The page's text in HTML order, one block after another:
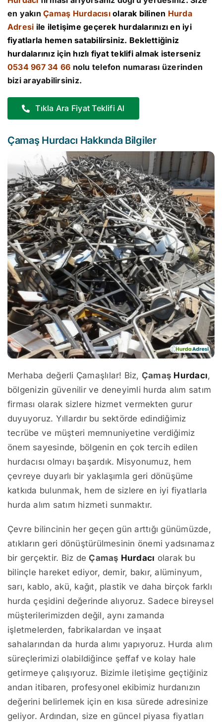
en yakınÇamaş Hurdacısı olarak bilinen Hurda
Adresi ile iletişime geçerek hurdalarınızı en iyi
fiyatlarla hemen satabilirsiniz. Beklettiğiniz
hurdalarınız için hızlı fiyat teklifi almak isterseniz
0534 967 34 66 nolu telefon numarası üzerinden
bizi arayabilirsiniz.
Tıkla Ara Fiyat Teklifi Al
Çamaş Hurdacı Hakkında Bilgiler
Merhaba değerli Çamaşlılar! Biz, Çamaş Hurdacı,
bölgenizin güvenilir ve deneyimli hurda alım satım
firması olarak sizlere hizmet vermekten gurur
duyuyoruz. Yıllardır bu sektörde edindiğimiz
tecrübe ve müşteri memnuniyetine verdiğimiz
önem sayesinde, bölgenin en çok tercih edilen
hurdacısı olmayı başardık. Misyonumuz, hem
çevreye duyarlı bir yaklaşımla geri dönüşüme
katkıda bulunmak, hem de sizlere en iyi fiyatlarla
hurda alım satım hizmeti sunmaktır.
Çevre bilincinin her geçen gün arttığı günümüzde,
atıkların geri dönüştürülmesinin önemi yadsınamaz
bir gerçektir. Biz deÇamaş Hurdacı olarak bu
bilinçle hareket ediyor, demir, bakır, alüminyum,
sarı, kablo, akü, kağıt, plastik ve daha birçok farklı
hurda çeşidini değerinde alıyoruz. Sadece bireysel
müşterilerimizden değil, aynı zamanda
işletmelerden, fabrikalardan ve inşaat
sahalarından da hurda alımı yapıyoruz. Hurda alım
süreçlerimizi olabildiğince şeffaf ve kolay hale
getirmeye çalışıyoruz. Bizimle iletişime geçtiğiniz
andan itibaren, profesyonel ekibimiz hurdanızın
değerini belirlemek için en kısa sürede adresinize
geliyor. Ardından, size en güncel piyasa fiyatları